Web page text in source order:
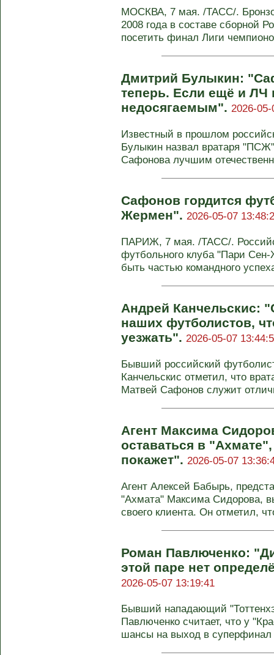
МОСКВА, 7 мая. /ТАСС/.
2008 года в составе сборной
посетить финал Лиги
Дмитрий Булыкин:
теперь. Если ещё и ЛЧ
недосягаемым". 2026-
Известный в прошлом
Булыкин назвал вратаря
Сафонова лучшим
Сафонов гордится
Жермен". 2026-05-07
ПАРИЖ, 7 мая. /ТАСС/.
футбольного клуба "Пари
быть частью командного
Андрей Канчельскис:
наших футболистов,
уезжать". 2026-05-07
Бывший российский
Канчельскис отметил, что
Матвей Сафонов служит
Агент Максима
оставаться в
покажет". 2026-05-07
Агент Алексей Бабырь,
"Ахмата" Максима Сидорова,
своего клиента. Он отметил,
Роман Павлюченко:
этой паре нет
2026-05-07 13:19:41
Бывший нападающий
Павлюченко считает, что у
шансы на выход в суперфинал